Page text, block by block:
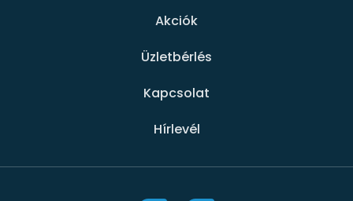
Akciók
Üzletbérlés
Kapcsolat
Hírlevél